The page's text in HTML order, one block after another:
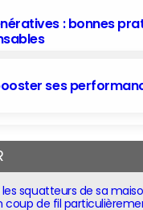
: bonnes
ses
squatteurs de sa
coup de fil